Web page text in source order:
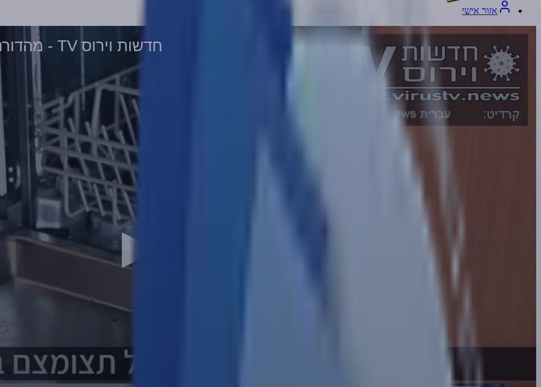
אזור אישי
חדשות וירוס TV - מהדורה 725 • מדיח כלים קטלני • 21-05-2023